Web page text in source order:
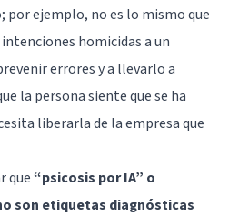
por ejemplo, no es lo mismo que
homicidas a un
errores y a llevarlo a
la persona siente que se ha
liberarla de la empresa que
que “psicosis por IA” o
son etiquetas diagnósticas